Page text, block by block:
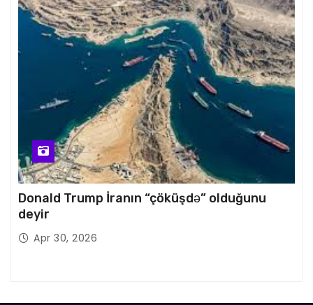
Donald Trump İranın “çöküşdə” olduğunu
deyir
Apr 30, 2026